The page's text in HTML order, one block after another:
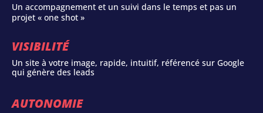
Un accompagnement et un suivi dans le temps et pas un
projet « one shot »
VISIBILITÉ
Un site à votre image, rapide, intuitif, référencé sur Google
qui génère des leads
AUTONOMIE